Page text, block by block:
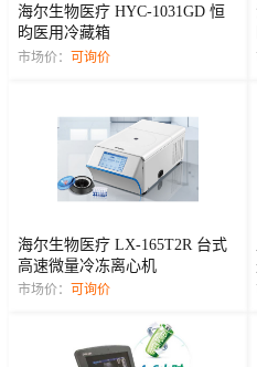
海尔生物医疗 HYC-1031GD 恒
昀医用冷藏箱
市场价： 可询价
海尔生物医疗 LX-165T2R 台式
高速微量冷冻离心机
市场价： 可询价